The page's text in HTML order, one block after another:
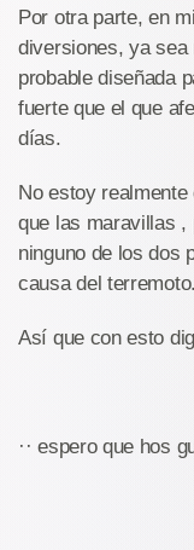
Por otra parte, en
diversiones, ya sea
probable diseñada
fuerte que el que
días.
No estoy
que las maravillas ,
ninguno de los dos
causa del terremoto.
Así que con esto
·· espero que hos